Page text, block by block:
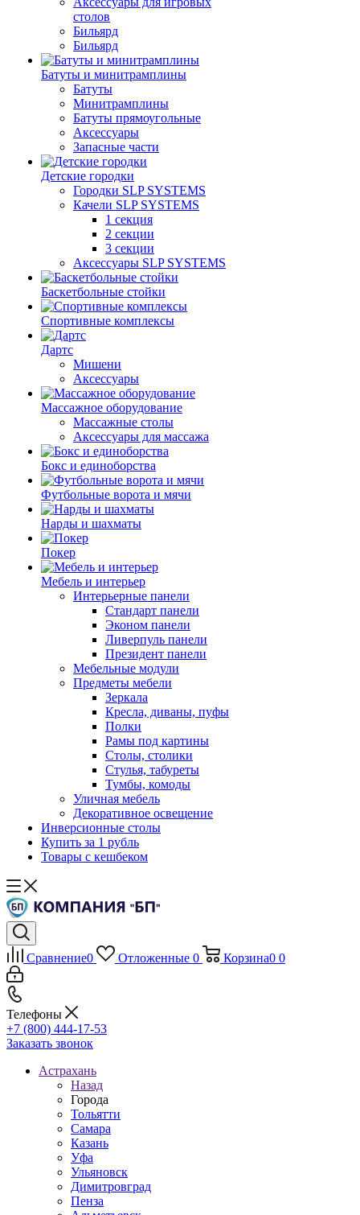
столов
Бильяpд
Бильяpд
Батуты и минитрамплины
Батуты
Минитрамплины
Батуты прямоугольные
Аксессуары
Запасные части
Детские городки
Городки SLP SYSTEMS
Качели SLP SYSTEMS
1 секция
2 секции
3 секции
Аксессуары SLP SYSTEMS
Баскетбольные стойки
Спортивные комплексы
Дартс
Мишени
Аксессуары
Массажное оборудование
Массажные столы
Аксессуары для массажа
Бокс и единоборства
Футбольные ворота и мячи
Нарды и шахматы
Покер
Мебель и интерьер
Интерьерные панели
Стандарт панели
Эконом панели
Ливерпуль панели
Президент панели
Мебельные модули
Предметы мебели
Зеркала
Кресла, диваны, пуфы
Полки
Рамы под картины
Столы, столики
Стулья, табуреты
Тумбы, комоды
Уличная мебель
Декоративное освещение
Инверсионные столы
Купить за 1 рубль
Товары с кешбеком
Сравнение0 Отложенные 0 Корзина0 0
Телефоны
+7 (800) 444-17-53
Заказать звонок
Астрахань
Назад
Города
Тольятти
Самара
Казань
Уфа
Ульяновск
Димитровград
Пенза